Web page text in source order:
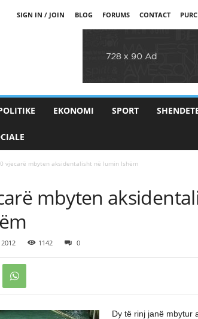
SIGN IN / JOIN BLOG FORUMS CONTACT
EKONOMI SPORT
vjecarë mbyten aksidentalisht në lumin Ishëm
mbyten
1142 0
Dy të rinj janë mbytur